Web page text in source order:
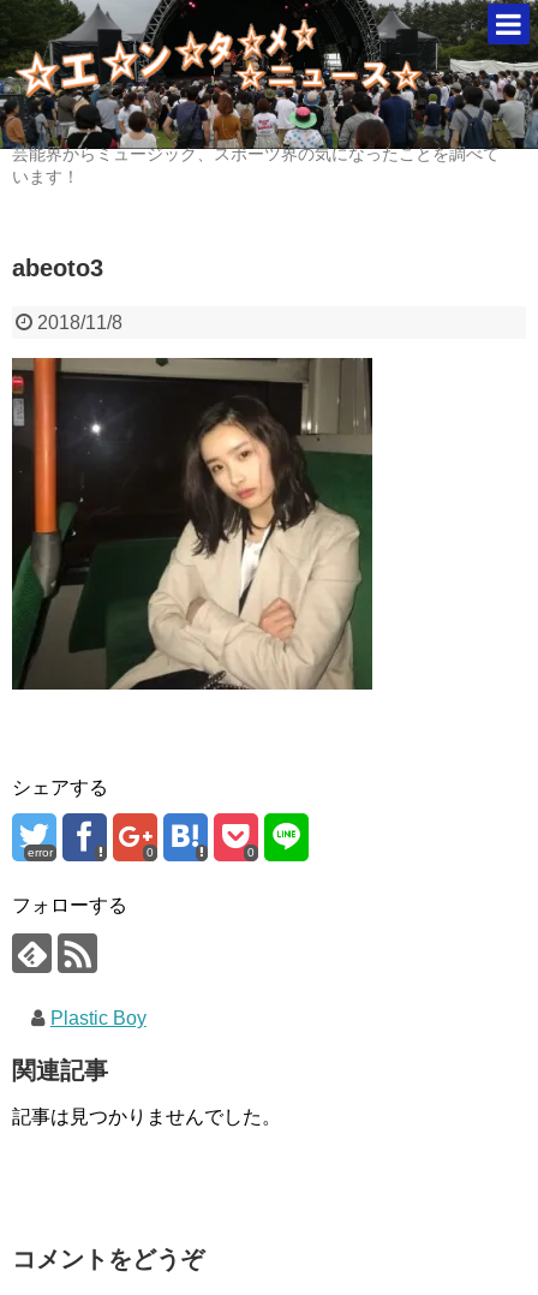
芸能界からミュージック、スポーツ界の気になったことを調べて
います！
abeoto3
2018/11/8
シェアする
error 0 0
フォローする
Plastic Boy
関連記事
記事は見つかりませんでした。
コメントをどうぞ